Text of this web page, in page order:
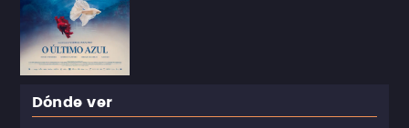
Dónde ver